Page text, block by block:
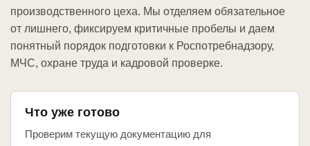
производственного цеха. Мы отделяем обязательное
от лишнего, фиксируем критичные пробелы и даем
понятный порядок подготовки к Роспотребнадзору,
МЧС, охране труда и кадровой проверке.
Что уже готово
Проверим текущую документацию для